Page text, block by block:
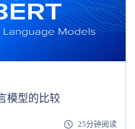
模型的比较
25分钟阅读